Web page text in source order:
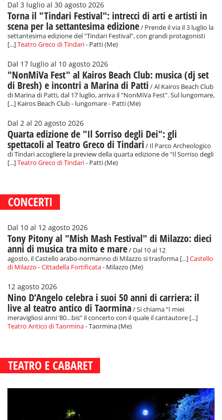
Dal 3 luglio al 30 agosto 2026
Torna il "Tindari Festival": intrecci di arti e artisti in
scena per la settantesima edizione/ Prende il via il 3 luglio la
settantesima edizione del "Tindari Festival", con grandi protagonisti
[...]Teatro Greco di Tindari- Patti (Me)
Dal 17 luglio al 10 agosto 2026
"NonMiVa Fest" al Kairos Beach Club: musica (dj set
di Bresh) e incontri a Marina di Patti / Al Kairos Beach Club
di Marina di Patti, dal 17 luglio, arriva il "NonMiVa Fest". Sul lungomare,
[...] Kairos Beach Club - lungomare - Patti (Me)
Dal 2 al 20 agosto 2026
Quarta edizione de "Il Sorriso degli Dei": gli
spettacoli al Teatro Greco di Tindari / Il Parco Archeologico
di Tindari accogliere la preview della quarta edizione de "Il Sorriso degli
[...]Teatro Greco di Tindari- Patti (Me)
CONCERTI
Dal 10 al 12 agosto 2026
Tony Pitony al "Mish Mash Festival" di Milazzo: dieci
anni di musica tra mito e mare/ Dal 10 al 12
agosto, il Castello arabo-normanno di Milazzo si trasforma [...]Castello
di Milazzo - Cittadella Fortificata- Milazzo (Me)
12 agosto 2026
Nino D’Angelo celebra i suoi 50 anni di carriera: il
live al teatro antico di Taormina/ Si chiama “I miei
meravigliosi anni ’80…bis” il concerto con il quale il cantautore [...]
Teatro Antico di Taormina- Taormina (Me)
TEATRO E CABARET